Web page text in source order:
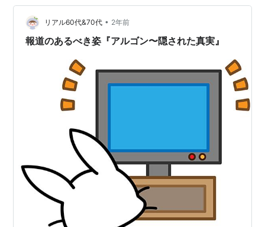
ットは、 日本人の感覚からすれば、 やはり親近感を抱き
ます。 「悪い物」を徹底的に殲滅しようとする西側の主
張には、 どうしても違和感を感じてしまうのです。 本当
リアル60代&70代 • 2年前
報道のあるべき姿『アルゴン〜隠された真実』